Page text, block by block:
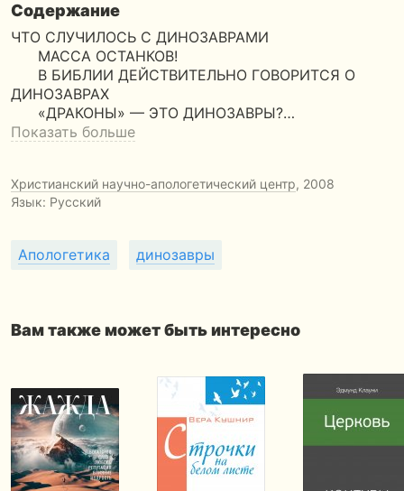
Содержание
ЧТО СЛУЧИЛОСЬ С ДИНОЗАВРАМИ
МАССА ОСТАНКОВ!
В БИБЛИИ ДЕЙСТВИТЕЛЬНО ГОВОРИТСЯ О
ДИНОЗАВРАХ
«ДРАКОНЫ» — ЭТО ДИНОЗАВРЫ?…
Показать больше
Христианский научно-апологетический центр, 2008
Язык: Русский
Апологетика динозавры
Вам также может быть интересно